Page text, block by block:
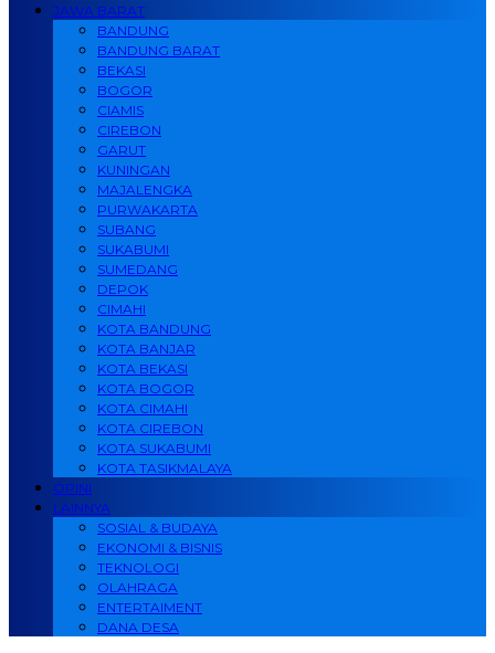
JAWA BARAT
BANDUNG
BANDUNG BARAT
BEKASI
BOGOR
CIAMIS
CIREBON
GARUT
KUNINGAN
MAJALENGKA
PURWAKARTA
SUBANG
SUKABUMI
SUMEDANG
DEPOK
CIMAHI
KOTA BANDUNG
KOTA BANJAR
KOTA BEKASI
KOTA BOGOR
KOTA CIMAHI
KOTA CIREBON
KOTA SUKABUMI
KOTA TASIKMALAYA
OPINI
LAINNYA
SOSIAL & BUDAYA
EKONOMI & BISNIS
TEKNOLOGI
OLAHRAGA
ENTERTAIMENT
DANA DESA